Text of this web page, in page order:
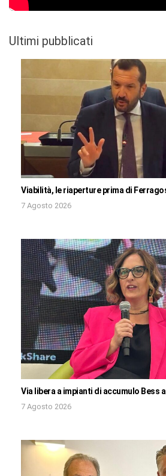
Ultimi pubblicati
Viabilità, le riaperture prima di
7 Agosto 2026
Via libera a impianti di accumulo Bess
7 Agosto 2026